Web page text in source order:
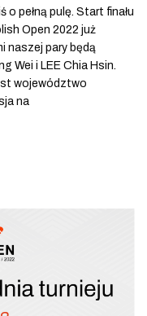
o pełną pulę. Start finału
Open 2022 już
naszej pary będą
Wei i LEE Chia Hsin.
województwo
na